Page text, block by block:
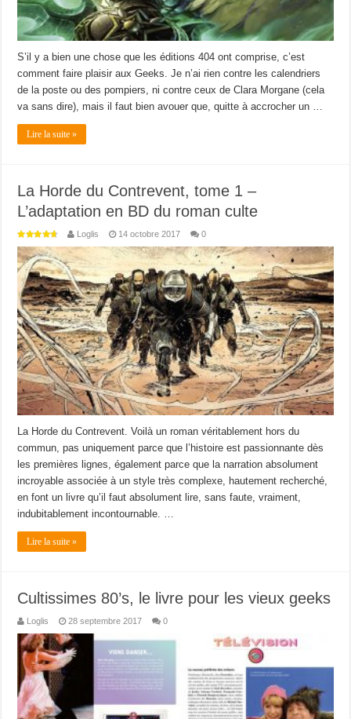
S’il y a bien une chose que les éditions 404 ont comprise, c’est
comment faire plaisir aux Geeks. Je n’ai rien contre les calendriers
de la poste ou des pompiers, ni contre ceux de Clara Morgane (cela
va sans dire), mais il faut bien avouer que, quitte à accrocher un …
Lire la suite »
La Horde du Contrevent, tome 1 –
L’adaptation en BD du roman culte
Loglis 14 octobre 2017 0
La Horde du Contrevent. Voilà un roman véritablement hors du
commun, pas uniquement parce que l’histoire est passionnante dès
les premières lignes, également parce que la narration absolument
incroyable associée à un style très complexe, hautement recherché,
en font un livre qu’il faut absolument lire, sans faute, vraiment,
indubitablement incontournable. …
Lire la suite »
Cultissimes 80’s, le livre pour les vieux geeks
Loglis 28 septembre 2017 0